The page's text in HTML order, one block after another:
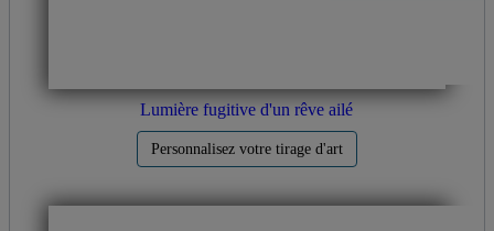
Lumière fugitive d'un rêve ailé
Personnalisez votre tirage d'art